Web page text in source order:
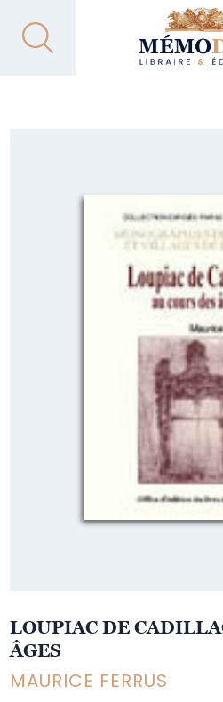
LOUPIAC DE
ÂGES
MAURICE FERRUS